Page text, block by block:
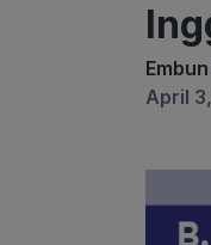
April